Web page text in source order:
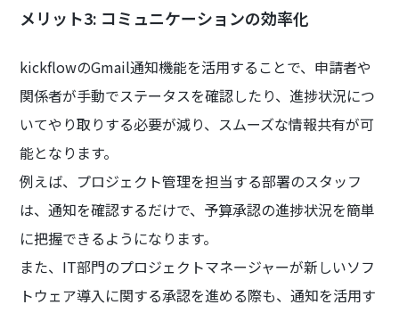
メリット3: コミュニケーションの効率化
kickflowのGmail通知機能を活用することで、申請者や
関係者が手動でステータスを確認したり、進捗状況につ
いてやり取りする必要が減り、スムーズな情報共有が可
能となります。
例えば、プロジェクト管理を担当する部署のスタッフ
は、通知を確認するだけで、予算承認の進捗状況を簡単
に把握できるようになります。
また、IT部門のプロジェクトマネージャーが新しいソフ
トウェア導入に関する承認を進める際も、通知を活用す